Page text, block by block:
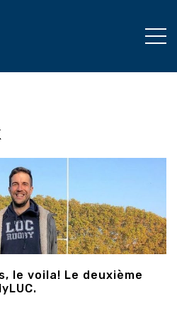
le voila! Le deuxième